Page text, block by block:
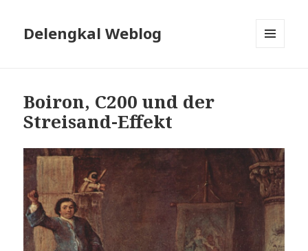
Delengkal Weblog
Boiron, C200 und der
Streisand-Effekt